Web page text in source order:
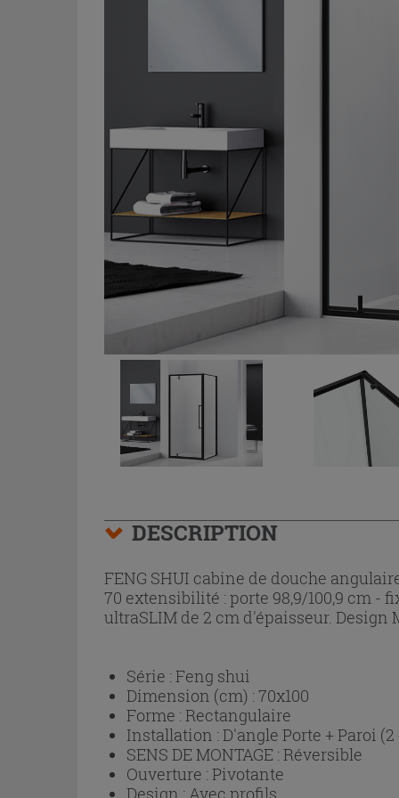
DESCRIPTION
FENG SHUI cabine de douche
70 extensibilité : porte 98,9/100,9 cm -
ultraSLIM de 2 cm d'épaisseur.
Série :Feng shui
Dimension (cm) :70x100
Forme :Rectangulaire
Installation :D'angle Porte + Paroi (2
SENS DE MONTAGE :Réversible
Ouverture :Pivotante
Design :Avec profils